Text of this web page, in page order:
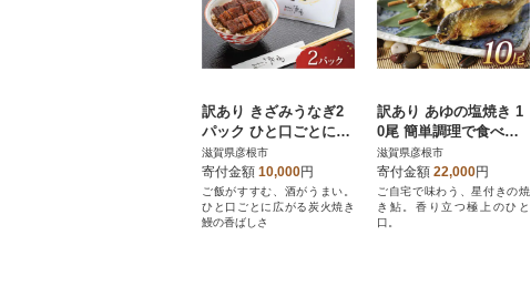
訳あり きざみうなぎ2
パック ひと口ごとに広
がる炭火焼き国産鰻の
香ばしさ
滋賀県彦根市
寄付金額 10,000円
ご飯がすすむ、酒がうまい。
ひと口ごとに広がる炭火焼き
鰻の香ばしさ
訳あり あゆの塩焼き 1
0尾 簡単調理で食べら
れる身が締まった国産
のブランド鮎
滋賀県彦根市
寄付金額 22,000円
ご自宅で味わう、星付きの焼
き鮎。香り立つ極上のひと
口。